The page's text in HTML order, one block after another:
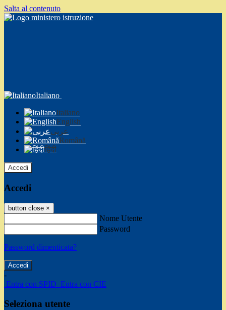
Salta al contenuto
Italiano
Italiano
English
عربى
Română
हिंदी
Accedi
Accedi
button close ×
Nome Utente
Password
Password dimenticata?
-
Entra con SPID Entra con CIE
Seleziona utente